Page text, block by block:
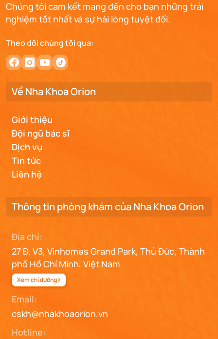
Chúng tôi cam kết mang đến cho bạn những trải
nghiệm tốt nhất và sự hài lòng tuyệt đối.
Theo dõi chúng tôi qua:
Về Nha Khoa Orion
Giới thiệu
Đội ngũ bác sĩ
Dịch vụ
Tin tức
Liên hệ
Thông tin phòng khám của Nha Khoa Orion
Địa chỉ:
27 Đ. V3, Vinhomes Grand Park, Thủ Đức, Thành
phố Hồ Chí Minh, Việt Nam
Xem chỉ đường
Email:
cskh@nhakhoaorion.vn
Hotline: